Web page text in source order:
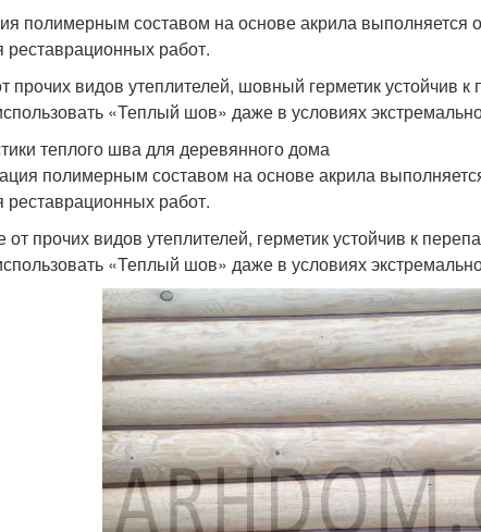
полимерным составом на основе акрила выполняется
реставрационных работ.
прочих видов утеплителей, шовный герметик устойчив
«Теплый шов» даже в условиях
теплого шва для деревянного дома
полимерным составом на основе акрила
реставрационных работ.
от прочих видов утеплителей, герметик устойчив к
«Теплый шов» даже в условиях